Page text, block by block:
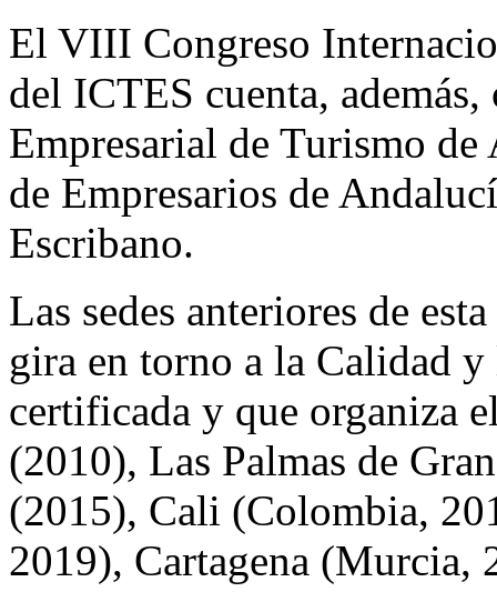
El VIII Congreso
del ICTES cuenta,
Empresarial de Turismo
de Empresarios de
Escribano.
Las sedes anteriores de
gira en torno a la Calidad
certificada y que organiza
(2010), Las Palmas de
(2015), Cali (Colombia,
2019), Cartagena (Murcia,